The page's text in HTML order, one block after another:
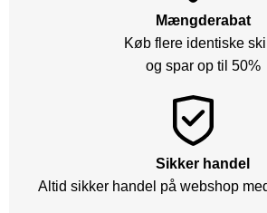
Mængderabat
Køb flere identiske
og spar op til 50%
Sikker handel
Altid sikker handel på webshop